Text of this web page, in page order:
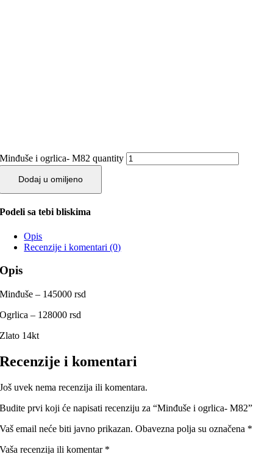
Minđuše i ogrlica- M82 quantity
Dodaj u omiljeno
Podeli sa tebi bliskima
Opis
Recenzije i komentari (0)
Opis
Minđuše – 145000 rsd
Ogrlica – 128000 rsd
Zlato 14kt
Recenzije i komentari
Još uvek nema recenzija ili komentara.
Budite prvi koji će napisati recenziju za “Minđuše i ogrlica- M82”
Vaš email neće biti javno prikazan. Obavezna polja su označena *
Vaša recenzija ili komentar *